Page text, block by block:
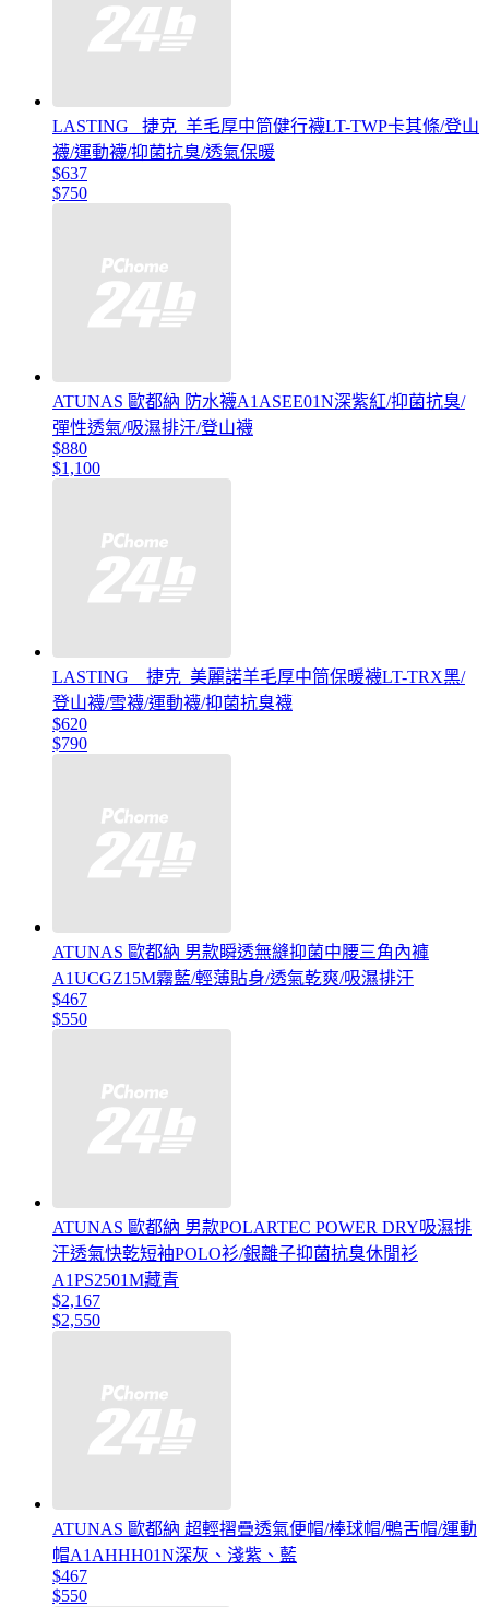
LASTING _捷克_羊毛厚中筒健行襪LT-TWP卡其條/登山
襪/運動襪/抑菌抗臭/透氣保暖
$637
$750
ATUNAS 歐都納 防水襪A1ASEE01N深紫紅/抑菌抗臭/
彈性透氣/吸濕排汗/登山襪
$880
$1,100
LASTING _ 捷克_美麗諾羊毛厚中筒保暖襪LT-TRX黑/
登山襪/雪襪/運動襪/抑菌抗臭襪
$620
$790
ATUNAS 歐都納 男款瞬透無縫抑菌中腰三角內褲
A1UCGZ15M霧藍/輕薄貼身/透氣乾爽/吸濕排汗
$467
$550
ATUNAS 歐都納 男款POLARTEC POWER DRY吸濕排
汗透氣快乾短袖POLO衫/銀離子抑菌抗臭休閒衫
A1PS2501M藏青
$2,167
$2,550
ATUNAS 歐都納 超輕摺疊透氣便帽/棒球帽/鴨舌帽/運動
帽A1AHHH01N深灰、淺紫、藍
$467
$550